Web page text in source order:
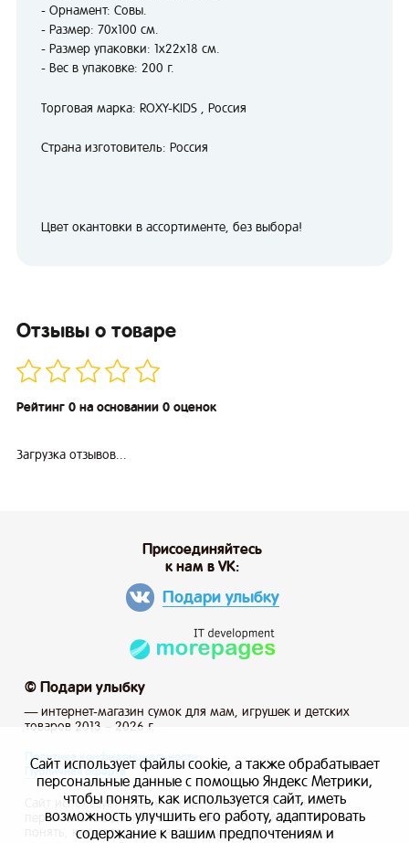
- Орнамент: Совы.
- Размер: 70х100 см.
- Размер упаковки: 1x22x18 см.
- Вес в упаковке: 200 г.
Торговая марка: ROXY-KIDS , Россия
Страна изготовитель: Россия
Цвет окантовки в ассортименте, без выбора!
Отзывы о товаре
Рейтинг 0 на основании 0 оценок
Загрузка отзывов...
© Подари улыбку
— интернет-магазин сумок для мам, игрушек и детских
товаров 2013 – 2026 г.
Присоединяйтесь
к нам в VK:
Подари улыбку
Политика конфиденциальности
Публичная оферта
Сайт использует файлы cookie, а также обрабатывает
персональные данные с помощью Яндекс Метрики, чтобы
понять, как используется сайт, и иметь возможность
Сайт использует файлы cookie, а также обрабатывает
персональные данные с помощью Яндекс Метрики,
чтобы понять, как используется сайт, иметь
возможность улучшить его работу, адаптировать
содержание к вашим предпочтениям и